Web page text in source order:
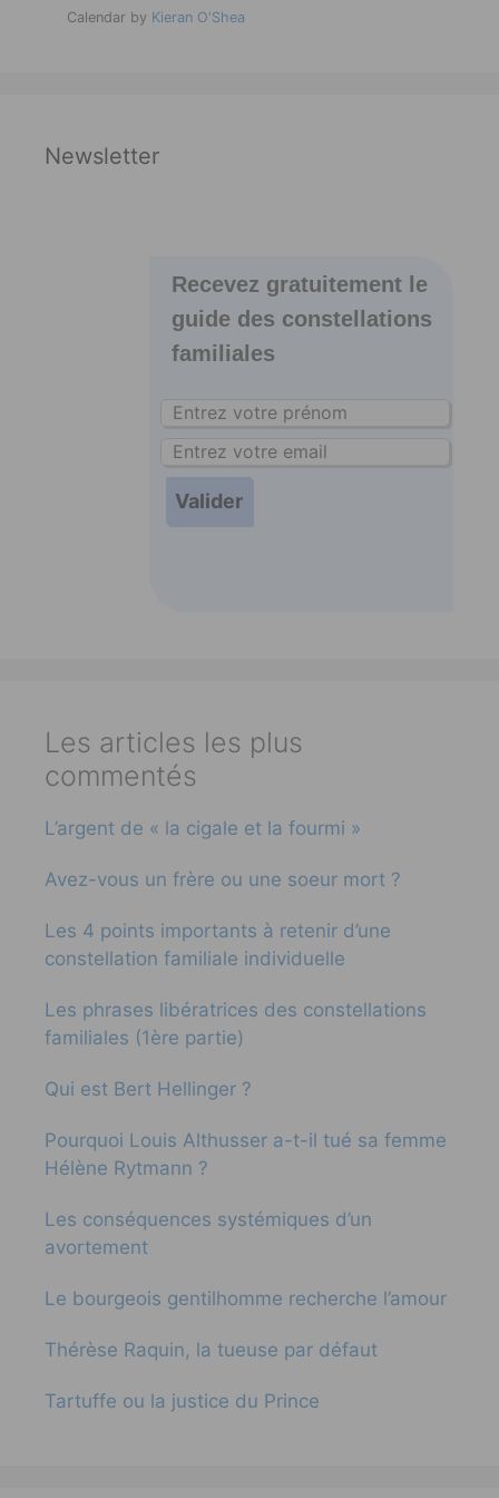
Calendar by Kieran O'Shea
Newsletter
Recevez gratuitement le
guide des constellations
familiales
Les articles les plus
commentés
L’argent de « la cigale et la fourmi »
Avez-vous un frère ou une soeur mort ?
Les 4 points importants à retenir d’une
constellation familiale individuelle
Les phrases libératrices des constellations
familiales (1ère partie)
Qui est Bert Hellinger ?
Pourquoi Louis Althusser a-t-il tué sa femme
Hélène Rytmann ?
Les conséquences systémiques d’un
avortement
Le bourgeois gentilhomme recherche l’amour
Thérèse Raquin, la tueuse par défaut
Tartuffe ou la justice du Prince